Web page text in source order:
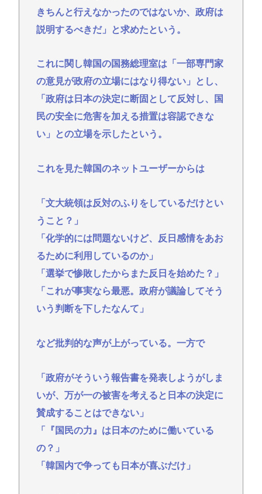
きちんと行えなかったのではないか、政府は
説明するべきだ」と求めたという。
これに関し韓国の国務総理室は「一部専門家
の意見が政府の立場にはなり得ない」とし、
「政府は日本の決定に断固として反対し、国
民の安全に危害を加える措置は容認できな
い」との立場を示したという。
これを見た韓国のネットユーザーからは
「文大統領は反対のふりをしているだけとい
うこと？」
「化学的には問題ないけど、反日感情をあお
るために利用しているのか」
「選挙で惨敗したからまた反日を始めた？」
「これが事実なら最悪。政府が議論してそう
いう判断を下したなんて」
など批判的な声が上がっている。一方で
「政府がそういう報告書を発表しようがしま
いが、万が一の被害を考えると日本の決定に
賛成することはできない」
「『国民の力』は日本のために働いている
の？」
「韓国内で争っても日本が喜ぶだけ」